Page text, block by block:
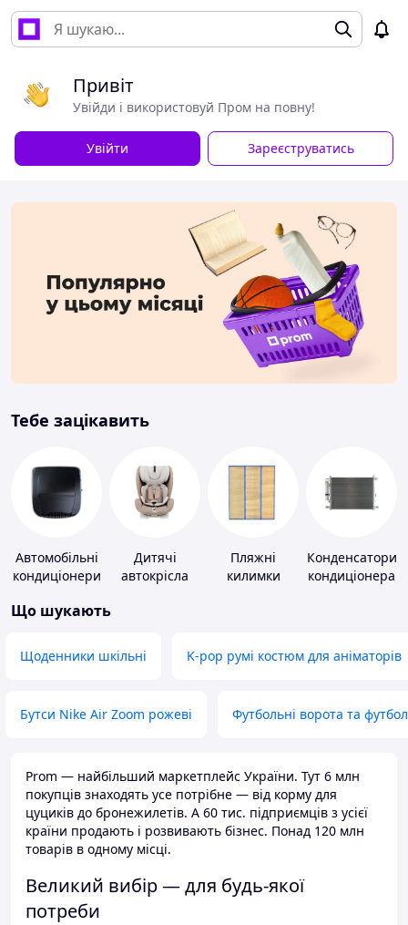
Привіт
Увійди і використовуй Пром на повну!
Увійти Зареєструватись
Тебе зацікавить
Автомобільні
кондиціонери
Дитячі
автокрісла
Пляжні
килимки
Конденсатори
кондиціонера
Що шукають
Щоденники шкільні K-pop румі костюм для аніматорів
Бутси Nike Air Zoom рожеві Футбольні ворота та
Prom — найбільший маркетплейс України. Тут 6 млн
покупців знаходять усе потрібне — від корму для
цуциків до бронежилетів. А 60 тис. підприємців з усієї
країни продають і розвивають бізнес. Понад 120 млн
товарів в одному місці.
Великий вибір — для будь-якої
потреби